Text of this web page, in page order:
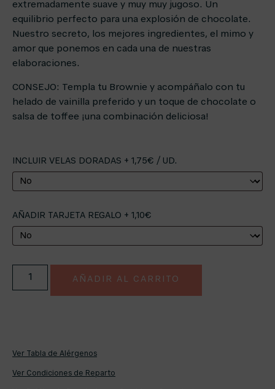
extremadamente suave y muy muy jugoso. Un
equilibrio perfecto para una explosión de chocolate.
Nuestro secreto, los mejores ingredientes, el mimo y
amor que ponemos en cada una de nuestras
elaboraciones.
CONSEJO: Templa tu Brownie y acompáñalo con tu
helado de vainilla preferido y un toque de chocolate o
salsa de toffee ¡una combinación deliciosa!
INCLUIR VELAS DORADAS + 1,75€ / UD.
AÑADIR TARJETA REGALO + 1,10€
AÑADIR AL CARRITO
Ver Tabla de Alérgenos
Ver Condiciones de Reparto